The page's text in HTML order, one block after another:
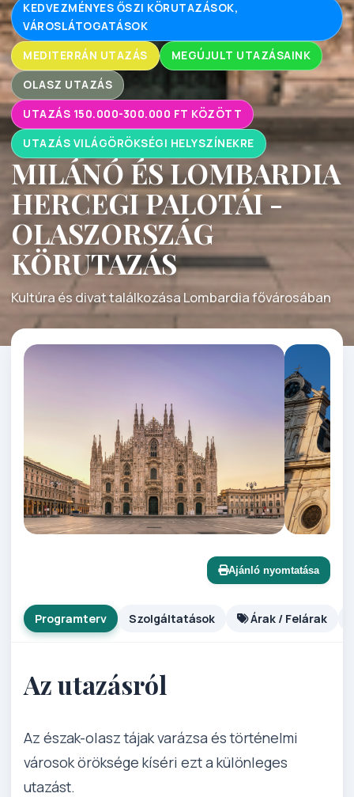
KEDVEZMÉNYES ŐSZI KÖRUTAZÁSOK,
VÁROSLÁTOGATÁSOK
MEDITERRÁN UTAZÁS MEGÚJULT UTAZÁSAINK
OLASZ UTAZÁS
UTAZÁS 150.000-300.000 FT KÖZÖTT
UTAZÁS VILÁGÖRÖKSÉGI HELYSZÍNEKRE
MILÁNÓ ÉS LOMBARDIA
HERCEGI PALOTÁI -
OLASZORSZÁG
KÖRUTAZÁS
Kultúra és divat találkozása Lombardia fővárosában
Ajánló nyomtatása
Programterv Szolgáltatások Árak / Felárak
Az utazásról
Az észak-olasz tájak varázsa és történelmi
városok öröksége kíséri ezt a különleges
utazást.